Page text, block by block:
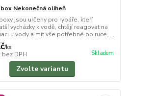
Nekonečná oliheň
jsou určeny pro rybáře, kteří
vycházky k vodě, chtějí reagovat na
u vody a mít vše potřebné po ruce. ...
/ks
bez DPH Skladem
Zvolte variantu